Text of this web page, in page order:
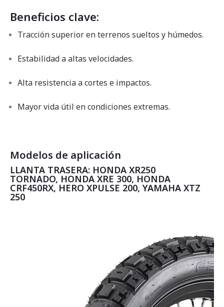
Beneficios clave:
Tracción superior en terrenos sueltos y húmedos.
Estabilidad a altas velocidades.
Alta resistencia a cortes e impactos.
Mayor vida útil en condiciones extremas.
Modelos de aplicación
LLANTA TRASERA: HONDA XR250
TORNADO, HONDA XRE 300, HONDA
CRF450RX, HERO XPULSE 200, YAMAHA XTZ
250